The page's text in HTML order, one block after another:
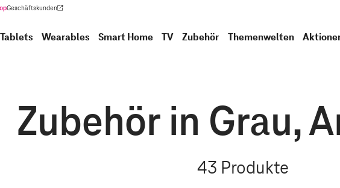
Geschäftskunden
(Wird in einem neuen Tab geöffnet)
Tablets Wearables Smart Home TV Zubehör Themenwelten
Zubehör in Grau,
43 Produkte